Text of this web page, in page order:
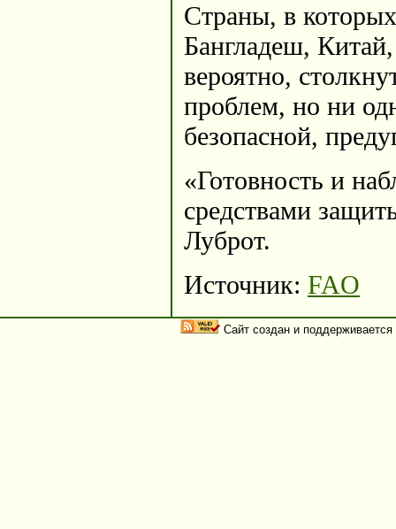
Страны, в
Бангладеш,
вероятно,
проблем, но ни
безопасной,
«Готовность и
средствами
Луброт.
Источник: FAO
Сайт создан и поддерживается